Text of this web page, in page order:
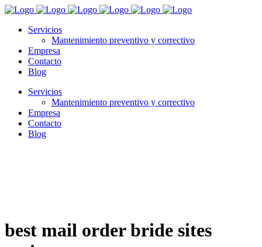
Servicios
Mantenimiento preventivo y correctivo
Empresa
Contacto
Blog
Servicios
Mantenimiento preventivo y correctivo
Empresa
Contacto
Blog
best mail order bride sites